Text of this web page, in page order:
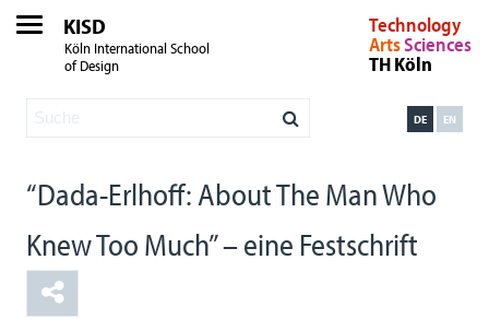
KISD
Köln International School
of Design
Technology
ArtsSciences
TH Köln
EN
DE
“Dada-Erlhoff: About The Man Who
Knew Too Much” – eine Festschrift